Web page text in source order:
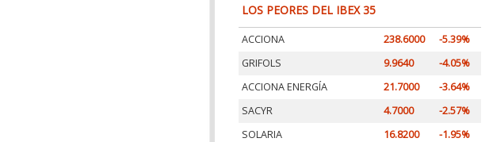
LOS PEORES DEL IBEX 35
ACCIONA 238.6000
-5.39%
GRIFOLS
9.9640
-4.05%
ACCIONA ENERGÍA
21.7000
-3.64%
SACYR
4.7000
-2.57%
SOLARIA
16.8200 -1.95%